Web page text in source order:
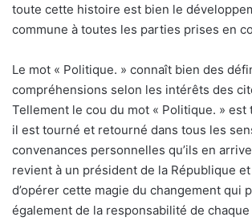
toute cette histoire est bien le
commune à toutes les parties prises en
Le mot « Politique. » connaît bien des
compréhensions selon les intérêts des
Tellement le cou du mot « Politique. »
il est tourné et retourné dans tous les
convenances personnelles qu’ils en
revient à un président de la République
d’opérer cette magie du changement qui
également de la responsabilité de chaque